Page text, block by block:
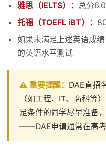
雅思（IELTS）： 总分
托福（TOEFL iBT）：
如果未满足上述英语成
的英语水平测试
⚠️ 重要提醒： DAE直招
（如工程、IT、商科等
足条件的同学尽早准备
——DAE申请通常在高考